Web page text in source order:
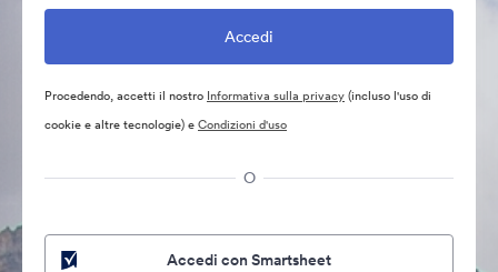
Procedendo, accetti il nostro Informativa sulla privacy(incluso l'uso di
cookie e altre tecnologie) eCondizioni d'uso
O
Accedi con Smartsheet